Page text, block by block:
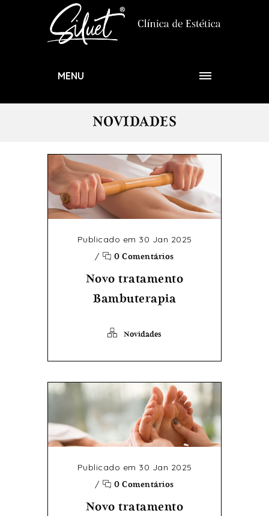
MENU
NOVIDADES
Publicado em 30 Jan 2025
/
0 Comentários
Novo tratamento
Bambuterapia
Novidades
Publicado em 30 Jan 2025
/
0 Comentários
Novo tratamento